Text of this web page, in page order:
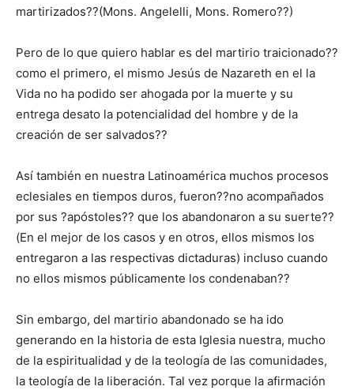
martirizados??(Mons. Angelelli, Mons. Romero??)
Pero de lo que quiero hablar es del martirio traicionado??
como el primero, el mismo Jesús de Nazareth en el la
Vida no ha podido ser ahogada por la muerte y su
entrega desato la potencialidad del hombre y de la
creación de ser salvados??
Así también en nuestra Latinoamérica muchos procesos
eclesiales en tiempos duros, fueron??no acompañados
por sus ?apóstoles?? que los abandonaron a su suerte??
(En el mejor de los casos y en otros, ellos mismos los
entregaron a las respectivas dictaduras) incluso cuando
no ellos mismos públicamente los condenaban??
Sin embargo, del martirio abandonado se ha ido
generando en la historia de esta Iglesia nuestra, mucho
de la espiritualidad y de la teología de las comunidades,
la teología de la liberación. Tal vez porque la afirmación